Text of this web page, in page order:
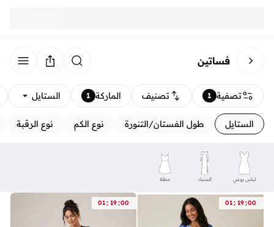
فساتين
تصفية 1 تصنيف الماركة 1 الستايل
الستايل طول الفستان/التنورة نوع الكم نوع الرقبة
لباس يومي المساء عطلة
01: 19:00
01: 19:00